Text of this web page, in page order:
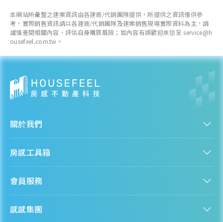
近一年成交單價
--萬元/坪
--
近一年成交單價
14.6
+ 4.31%
本網站所彙整之建案資訊由各建商/代銷團隊提供，所提供之資訊僅供參
考，實際銷售資訊請以各建商/代銷團隊及建案銷售現場實際資料為主，請
謹慎查閱相關內容、評估自身購買風險；如內容有誤歡迎來信至 service@h
ousefeel.com.tw。
關於我們
人才招募
隱私政策
資訊安全政策
聯絡我們
房感工具箱
購屋能力試算
熱門區域分析
會員服務
會員專區
感感集團